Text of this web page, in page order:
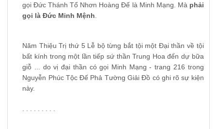
gọi Đức Thánh Tổ Nhơn Hoàng Đế là Minh Mạng. Mà phải
gọi là Đức Minh Mệnh
Năm Thiệu Trị thứ 5 Lễ bộ từng bắt tội một Đại thần về tội
bất kính trong một lần tiếp sứ thần Trung Hoa đến dự bữa
giỗ ... do vị đại thần có gọi Minh Mạng - trang 216 trong
Nguyễn Phúc Tộc Đế Phả Tường Giải Đồ có ghi rõ sự kiện
này.